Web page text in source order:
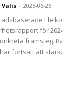
Valis - 2025-06-26
för
framsteg.
fortsatt att